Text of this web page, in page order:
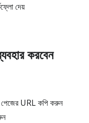
দেয়
করবেন
পেজের URL কপি করুন